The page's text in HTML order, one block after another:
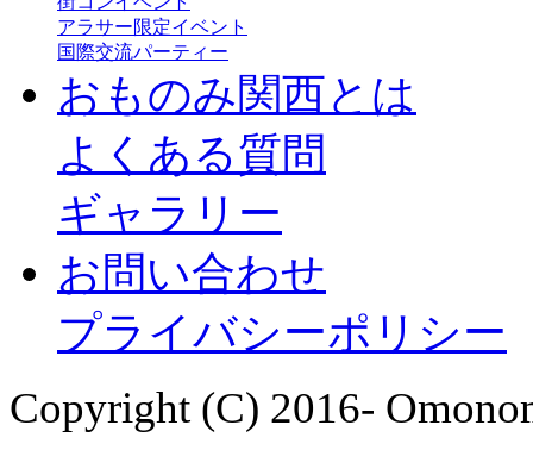
アラサー限定イベント
国際交流パーティー
おものみ関西とは
よくある質問
ギャラリー
お問い合わせ
プライバシーポリシー
Copyright (C) 2016-